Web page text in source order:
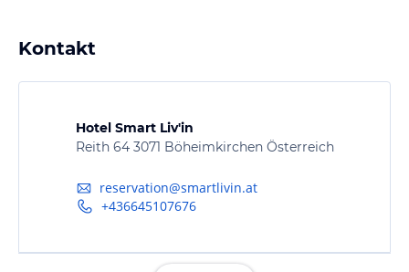
Kontakt
Hotel Smart Liv'in
Reith 64 3071 Böheimkirchen Österreich
reservation@smartlivin.at
+436645107676